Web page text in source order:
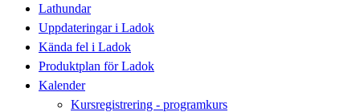
Lathundar
Uppdateringar i Ladok
Kända fel i Ladok
Produktplan för Ladok
Kalender
Kursregistrering - programkurs